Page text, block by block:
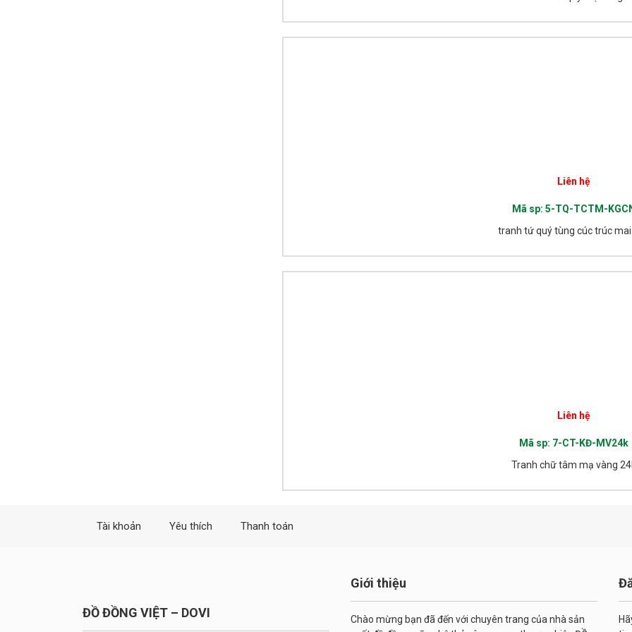
Chi tiết
Chi tiết
Liên hệ
Mã sp: 5-TQ-TCTM-
tranh tứ quý tùng cúc trúc mai
Liên hệ
Mã sp: 7-CT-KĐ-MV24k
Tranh chữ tâm mạ vàng
Tài khoản Yêu thích Thanh toán
ĐỒ ĐỒNG VIỆT – DOVI
Giới thiệu
Chào mừng bạn đã đến với chuyên trang của nhà sản